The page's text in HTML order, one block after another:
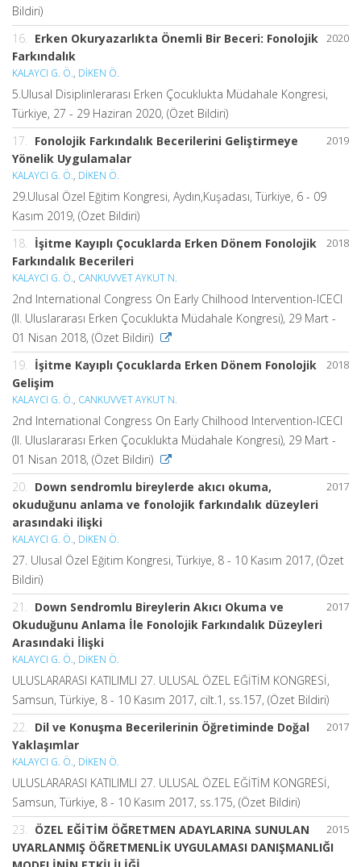
Bildiri)
2020
16. Erken Okuryazarlıkta Önemli Bir Beceri: Fonolojik
Farkındalık
KALAYCI G. Ö., DİKEN Ö.
5.Ulusal Disiplinlerarası Erken Çocuklukta Müdahale Kongresi,
Türkiye, 27 - 29 Haziran 2020, (Özet Bildiri)
2019
17. Fonolojik Farkındalık Becerilerini Geliştirmeye
Yönelik Uygulamalar
KALAYCI G. Ö., DİKEN Ö.
29.Ulusal Özel Eğitim Kongresi, Aydın,Kuşadası, Türkiye, 6 - 09
Kasım 2019, (Özet Bildiri)
2018
18. İşitme Kayıplı Çocuklarda Erken Dönem Fonolojik
Farkındalık Becerileri
KALAYCI G. Ö., CANKUVVET AYKUT N.
2nd International Congress On Early Chilhood Intervention-ICECI
(II. Uluslararası Erken Çocuklukta Müdahale Kongresi), 29 Mart -
01 Nisan 2018, (Özet Bildiri)
2018
19. İşitme Kayıplı Çocuklarda Erken Dönem Fonolojik
Gelişim
KALAYCI G. Ö., CANKUVVET AYKUT N.
2nd International Congress On Early Chilhood Intervention-ICECI
(II. Uluslararası Erken Çocuklukta Müdahale Kongresi), 29 Mart -
01 Nisan 2018, (Özet Bildiri)
2017
20. Down sendromlu bireylerde akıcı okuma,
okuduğunu anlama ve fonolojik farkındalık düzeyleri
arasındaki ilişki
KALAYCI G. Ö., DİKEN Ö.
27. Ulusal Özel Eğitim Kongresi, Türkiye, 8 - 10 Kasım 2017, (Özet
Bildiri)
2017
21. Down Sendromlu Bireylerin Akıcı Okuma ve
Okuduğunu Anlama İle Fonolojik Farkındalık Düzeyleri
Arasındaki İlişki
KALAYCI G. Ö., DİKEN Ö.
ULUSLARARASI KATILIMLI 27. ULUSAL ÖZEL EĞİTİM KONGRESİ,
Samsun, Türkiye, 8 - 10 Kasım 2017, cilt.1, ss.157, (Özet Bildiri)
2017
22. Dil ve Konuşma Becerilerinin Öğretiminde Doğal
Yaklaşımlar
KALAYCI G. Ö., DİKEN Ö.
ULUSLARARASI KATILIMLI 27. ULUSAL ÖZEL EĞİTİM KONGRESİ,
Samsun, Türkiye, 8 - 10 Kasım 2017, ss.175, (Özet Bildiri)
2015
23. ÖZEL EĞİTİM ÖĞRETMEN ADAYLARINA SUNULAN
UYARLANMIŞ ÖĞRETMENLİK UYGULAMASI DANIŞMANLIĞI